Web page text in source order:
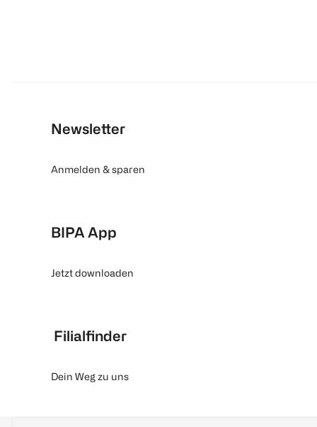
Newsletter
Anmelden & sparen
BIPA App
Jetzt downloaden
Filialfinder
Dein Weg zu uns